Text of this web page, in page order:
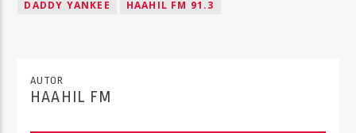
DADDY YANKEE
HAAHIL FM 91.3
AUTOR
HAAHIL FM